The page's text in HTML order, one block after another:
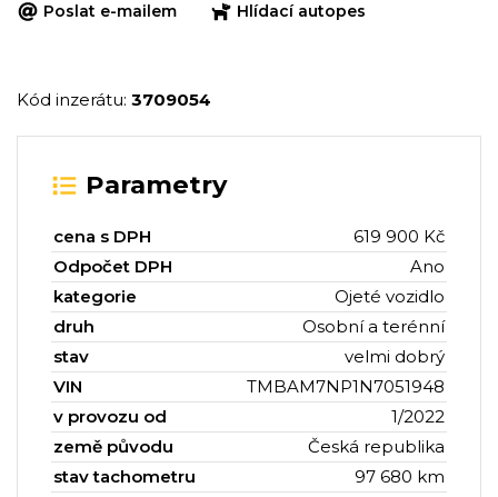
Poslat e-mailem
Hlídací autopes
Kód inzerátu: 3709054
Parametry
cena s DPH
619 900 Kč
Odpočet DPH
Ano
kategorie
Ojeté vozidlo
druh
Osobní a terénní
stav
velmi dobrý
VIN
TMBAM7NP1N7051948
v provozu od
1/2022
země původu
Česká republika
stav tachometru
97 680 km